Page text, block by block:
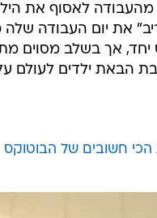
לאסוף את
את יום העבודה שלה
יחד, אך בשלב מסוים
הבאת ילדים
חשובים של הבוטוקס